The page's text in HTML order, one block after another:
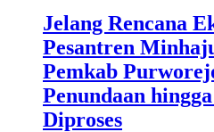
Jelang Rencana
Pesantren
Pemkab
Penundaan
Diproses